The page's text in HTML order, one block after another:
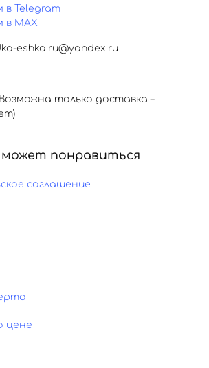
Telegram
в MAX
eshka.ru@yandex.ru
Возможна только доставка –
понравиться
соглашение
цене